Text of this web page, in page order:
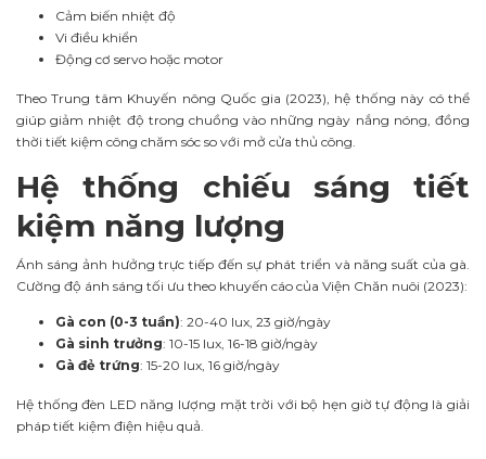
Cảm biến nhiệt độ
Vi điều khiển
Động cơ servo hoặc motor
Theo Trung tâm Khuyến nông Quốc gia (2023), hệ thống này có thể
giúp giảm nhiệt độ trong chuồng vào những ngày nắng nóng, đồng
thời tiết kiệm công chăm sóc so với mở cửa thủ công.
Hệ thống chiếu sáng tiết
kiệm năng lượng
Ánh sáng ảnh hưởng trực tiếp đến sự phát triển và năng suất của gà.
Cường độ ánh sáng tối ưu theo khuyến cáo của Viện Chăn nuôi (2023):
Gà con (0-3 tuần): 20-40 lux, 23 giờ/ngày
Gà sinh trưởng: 10-15 lux, 16-18 giờ/ngày
Gà đẻ trứng: 15-20 lux, 16 giờ/ngày
Hệ thống đèn LED năng lượng mặt trời với bộ hẹn giờ tự động là giải
pháp tiết kiệm điện hiệu quả.